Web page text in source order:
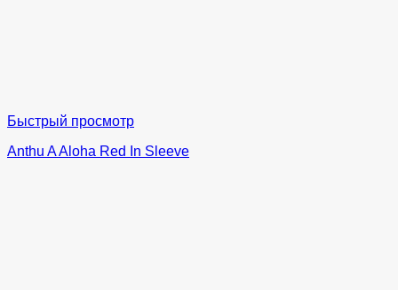
Быстрый просмотр
Anthu A Aloha Red In Sleeve